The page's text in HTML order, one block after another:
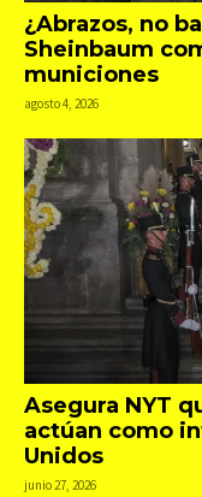
¿Abrazos, no
Sheinbaum
municiones
agosto 4, 2026
Asegura NYT
actúan como
Unidos
junio 27, 2026